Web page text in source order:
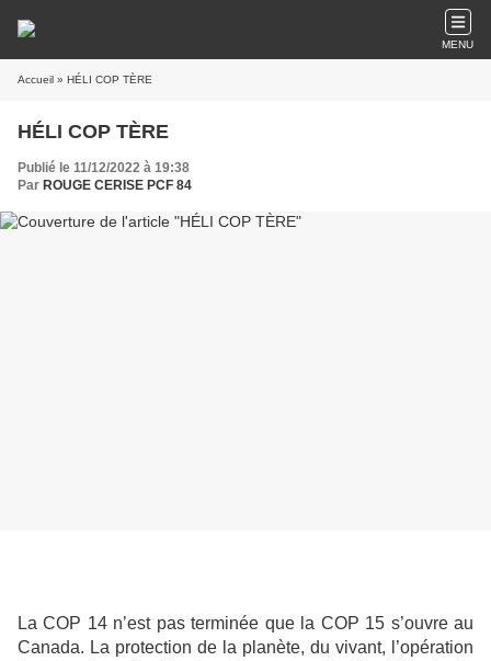
MENU
Accueil » HÉLI COP TÈRE
HÉLI COP TÈRE
Publié le 11/12/2022 à 19:38
Par ROUGE CERISE PCF 84
La COP 14 n’est pas terminée que la COP 15 s’ouvre au
Canada. La protection de la planète, du vivant, l’opération